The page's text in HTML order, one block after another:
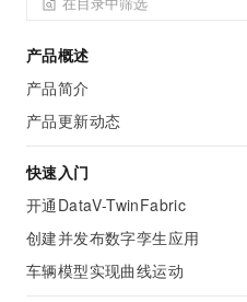
产品概述
产品简介
产品更新动态
快速入门
开通DataV-TwinFabric
创建并发布数字孪生应用
车辆模型实现曲线运动
精选产品
人工智能与机器学习
容器
存储
网络与CDN
精选解决方案
AI
大数据
现代化应用
安全